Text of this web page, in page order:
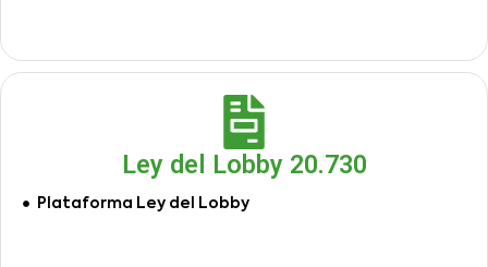
Ley del Lobby 20.730
Plataforma Ley del Lobby